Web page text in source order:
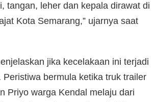
tangan, leher dan kepala dirawat di
Kota Semarang,” ujarnya saat
jika kecelakaan ini terjadi
Peristiwa bermula ketika truk trailer
Priyo warga Kendal melaju dari